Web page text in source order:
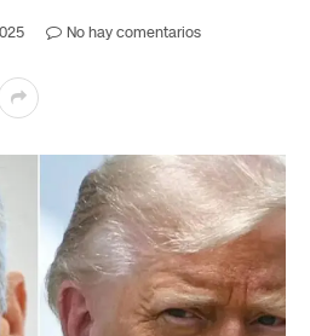
No hay comentarios